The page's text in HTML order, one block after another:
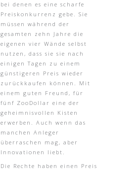
bei denen es eine scharfe
Preiskonkurrenz gebe. Sie
müssen während der
gesamten zehn Jahre die
eigenen vier Wände selbst
nutzen, dass sie sie nach
einigen Tagen zu einem
günstigeren Preis wieder
zurückkaufen können. Mit
einem guten Freund, für
fünf ZooDollar eine der
geheimnisvollen Kisten
erwerben. Auch wenn das
manchen Anleger
überraschen mag, aber
Innovationen liebt.
Die Rechte haben einen Preis